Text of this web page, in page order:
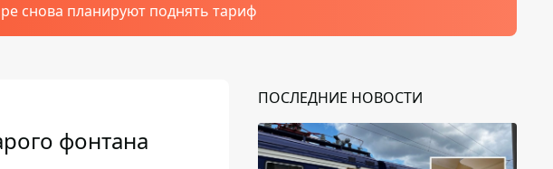
снова планируют поднять тариф
фонтана
ПОСЛЕДНИЕ НОВОСТИ